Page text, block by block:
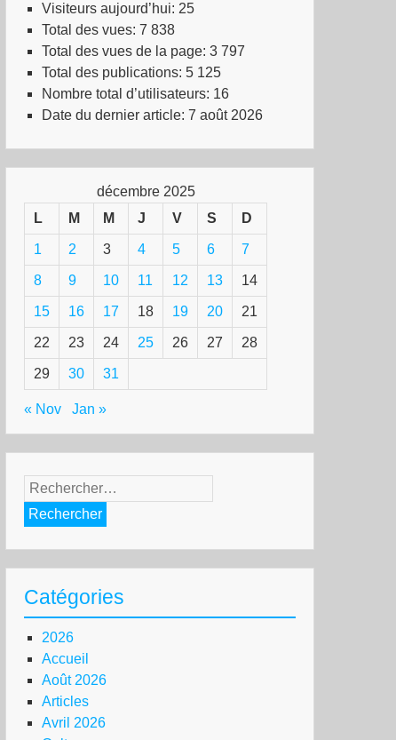
Visiteurs aujourd’hui: 25
Total des vues: 7 838
Total des vues de la page: 3 797
Total des publications: 5 125
Nombre total d’utilisateurs: 16
Date du dernier article: 7 août 2026
décembre 2025
L
M M J V S D
1 2 3 4 5 6 7
8 9 10 11 12 13 14
15 16 17 18 19 20 21
22 23 24 25 26 27 28
29 30 31
« Nov Jan »
Rechercher :
Catégories
2026
Accueil
Août 2026
Articles
Avril 2026